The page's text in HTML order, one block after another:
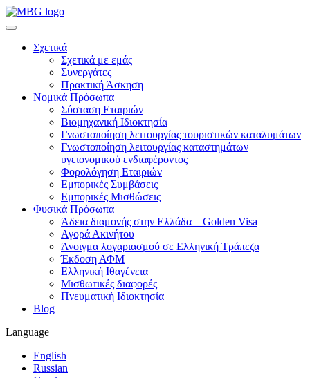
Σχετικά
Σχετικά με εμάς
Συνεργάτες
Πρακτική Άσκηση
Νομικά Πρόσωπα
Σύσταση Εταιριών
Βιομηχανική Ιδιοκτησία
Γνωστοποίηση λειτουργίας τουριστικών καταλυμάτων
Γνωστοποίηση λειτουργίας καταστημάτων
υγειονομικού ενδιαφέροντος
Φορολόγηση Εταιριών
Εμπορικές Συμβάσεις
Εμπορικές Μισθώσεις
Φυσικά Πρόσωπα
Άδεια διαμονής στην Ελλάδα – Golden Visa
Αγορά Ακινήτου
Άνοιγμα λογαριασμού σε Ελληνική Τράπεζα
Έκδοση ΑΦΜ
Ελληνική Ιθαγένεια
Μισθωτικές διαφορές
Πνευματική Ιδιοκτησία
Blog
Language
English
Russian